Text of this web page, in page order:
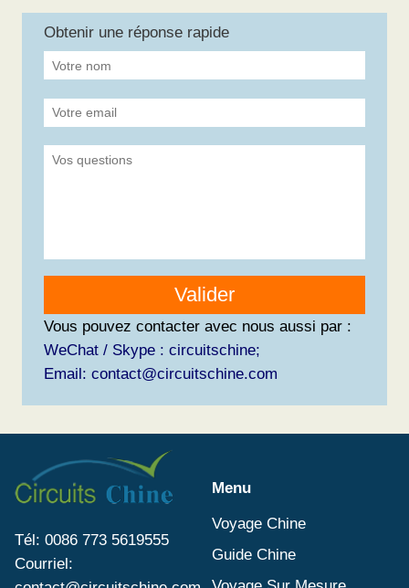
Obtenir une réponse rapide
Valider
Vous pouvez contacter avec nous aussi par :
WeChat / Skype : circuitschine;
Email: contact@circuitschine.com
Tél: 0086 773 5619555
Courriel:
Menu
Voyage Chine
Guide Chine